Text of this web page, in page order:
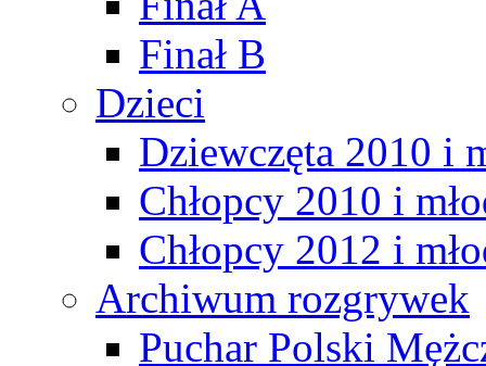
Finał B
Dzieci
Dziewczęta 2010 i
Chłopcy 2010 i
Chłopcy 2012 i
Archiwum rozgrywek
Puchar Polski